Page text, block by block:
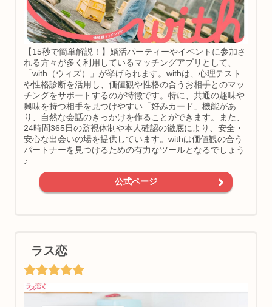
【15秒で簡単解説！】婚活パーティーやイベントに参加さ
れる方々が多く利用しているマッチングアプリとして、
「with（ウィズ）」が挙げられます。withは、心理テスト
や性格診断を活用し、価値観や性格の合うお相手とのマッ
チングをサポートするのが特徴です。特に、共通の趣味や
興味を持つ相手を見つけやすい「好みカード」機能があ
り、自然な会話のきっかけを作ることができます。また、
24時間365日の監視体制や本人確認の徹底により、安全・
安心な出会いの場を提供しています。withは価値観の合う
パートナーを見つけるための有力なツールとなるでしょう
♪
公式ページ
ラス恋